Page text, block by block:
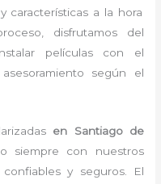
características a la hora
disfrutamos del
películas con el
según el
en Santiago de
siempre con nuestros
y seguros. El